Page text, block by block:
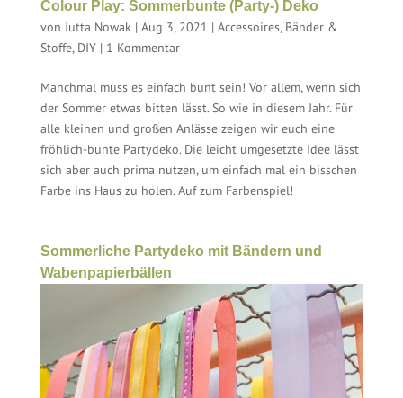
Colour Play: Sommerbunte (Party-) Deko
vonJutta Nowak| Aug 3, 2021 | Accessoires, Bänder &
Stoffe, DIY| 1 Kommentar
Manchmal muss es einfach bunt sein! Vor allem, wenn sich
der Sommer etwas bitten lässt. So wie in diesem Jahr. Für
alle kleinen und großen Anlässe zeigen wir euch eine
fröhlich-bunte Partydeko. Die leicht umgesetzte Idee lässt
sich aber auch prima nutzen, um einfach mal ein bisschen
Farbe ins Haus zu holen. Auf zum Farbenspiel!
Sommerliche Partydeko mit Bändern und
Wabenpapierbällen